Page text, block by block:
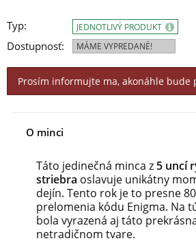
Typ:
Dostupnosť:
JEDNOTLIVÝ PRODUKT
MÁME VYPREDANÉ!
Prosím informujte ma, akonáhle bude
O minci
Táto jedinečná minca z 5 uncí
striebra oslavuje unikátny
dejín. Tento rok je to presne
prelomenia kódu Enigma. Na
bola vyrazená aj táto
netradičnom tvare.